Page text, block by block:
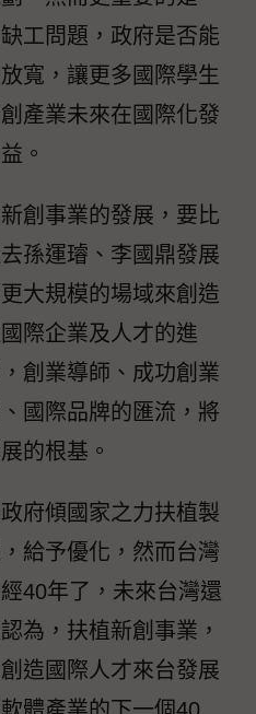
工問題，政府是否能
寬，讓更多國際學生
產業未來在國際化發
。
創事業的發展，要比
孫運璿、李國鼎發展
大規模的場域來創造
際企業及人才的進
創業導師、成功創業
國際品牌的匯流，將
的根基。
府傾國家之力扶植製
給予優化，然而台灣
40年了，未來台灣還
為，扶植新創事業，
造國際人才來台發展